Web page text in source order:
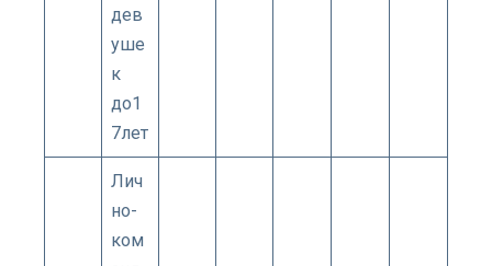
дев
уше
к
до1
7лет
Лич
но-
ком